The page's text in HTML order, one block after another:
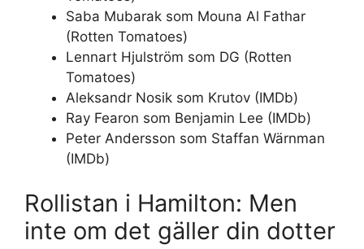
Saba Mubarak som Mouna Al Fathar
(Rotten Tomatoes)
Lennart Hjulström som DG (Rotten
Tomatoes)
Aleksandr Nosik som Krutov (IMDb)
Ray Fearon som Benjamin Lee (IMDb)
Peter Andersson som Staffan Wärnman
(IMDb)
Rollistan i Hamilton: Men
inte om det gäller din dotter